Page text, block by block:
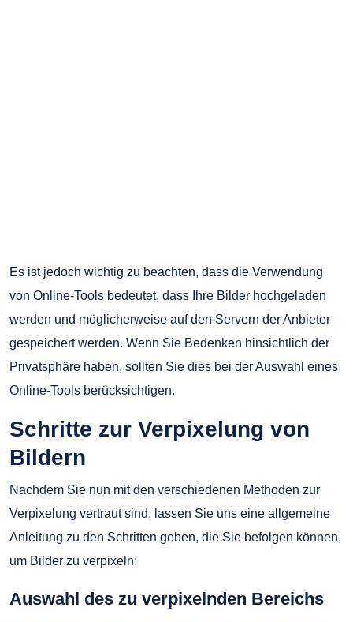
Es ist jedoch wichtig zu beachten, dass die Verwendung
von Online-Tools bedeutet, dass Ihre Bilder hochgeladen
werden und möglicherweise auf den Servern der Anbieter
gespeichert werden. Wenn Sie Bedenken hinsichtlich der
Privatsphäre haben, sollten Sie dies bei der Auswahl eines
Online-Tools berücksichtigen.
Schritte zur Verpixelung von
Bildern
Nachdem Sie nun mit den verschiedenen Methoden zur
Verpixelung vertraut sind, lassen Sie uns eine allgemeine
Anleitung zu den Schritten geben, die Sie befolgen können,
um Bilder zu verpixeln:
Auswahl des zu verpixelnden Bereichs